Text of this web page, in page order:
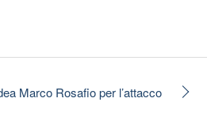
Marco Rosafio per l’attacco